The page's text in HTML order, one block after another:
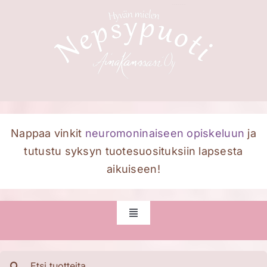
Nappaa vinkit neuromoninaiseen opiskeluun ja
tutustu syksyn tuotesuosituksiin lapsesta
aikuiseen!
Toggle
Etusivu